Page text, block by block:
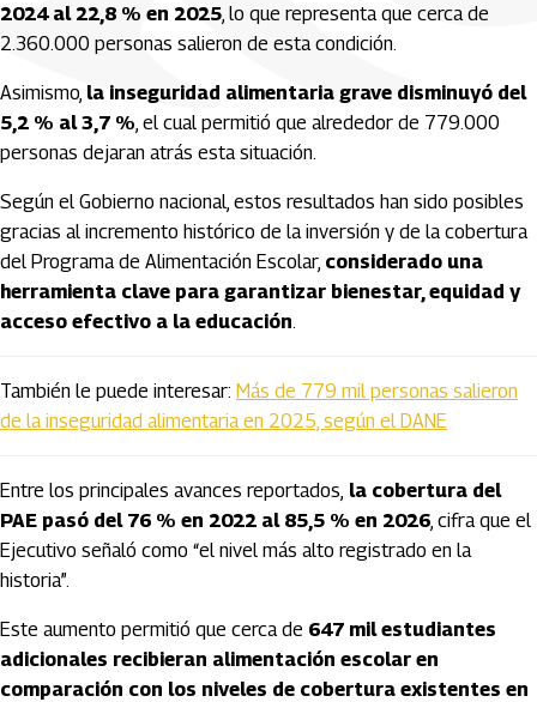
2024 al 22,8 % en 2025, lo que representa que cerca de
2.360.000 personas salieron de esta condición.
Asimismo, la inseguridad alimentaria grave disminuyó del
5,2 % al 3,7 %, el cual permitió que alrededor de 779.000
personas dejaran atrás esta situación.
Según el Gobierno nacional, estos resultados han sido posibles
gracias al incremento histórico de la inversión y de la cobertura
del Programa de Alimentación Escolar, considerado una
herramienta clave para garantizar bienestar, equidad y
acceso efectivo a la educación.
También le puede interesar: Más de 779 mil personas salieron
de la inseguridad alimentaria en 2025, según el DANE
Entre los principales avances reportados, la cobertura del
PAE pasó del 76 % en 2022 al 85,5 % en 2026, cifra que el
Ejecutivo señaló como “el nivel más alto registrado en la
historia”.
Este aumento permitió que cerca de 647 mil estudiantes
adicionales recibieran alimentación escolar en
comparación con los niveles de cobertura existentes en